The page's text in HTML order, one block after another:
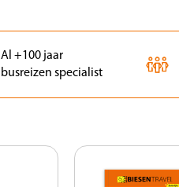
Al +100 jaar
busreizen specialist